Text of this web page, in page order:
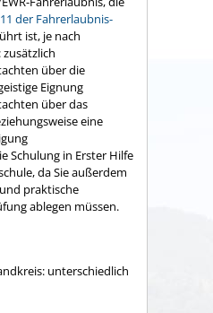
der Fahrerlaubnis-
ist, je nach
zusätzlich
über die
Eignung
über das
eine
Schulung in Erster Hilfe
da Sie außerdem
praktische
ablegen müssen.
unterschiedlich